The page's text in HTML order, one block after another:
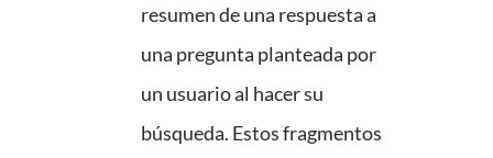
resumen de una respuesta a
una pregunta planteada por
un usuario al hacer su
búsqueda. Estos fragmentos